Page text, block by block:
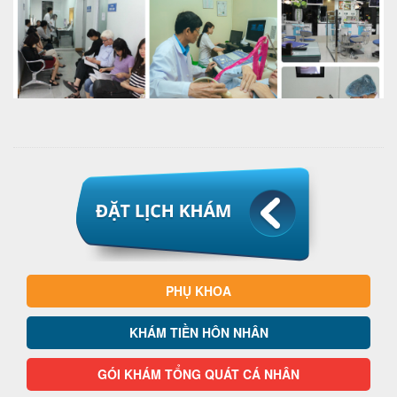
PHỤ KHOA
KHÁM TIỀN HÔN NHÂN
GÓI KHÁM TỔNG QUÁT CÁ NHÂN